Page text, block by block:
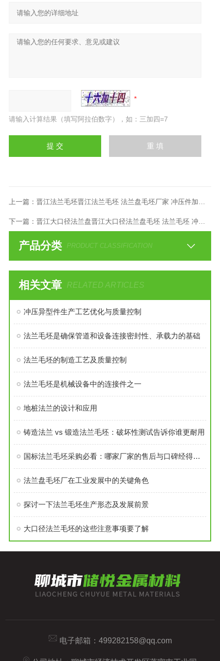
请输入计算结果（填写阿拉伯数字），如：三加四=7
上一篇： 晋江法兰毛坯晋江法兰毛坯 法兰盘毛坯厂家 冲压件加工厂
下一篇： 晋江大口径法兰盘晋江大口径法兰盘毛坯 法兰毛坯 冲压件加工
产品分类 PRODUCT CLASSIFICATION
相关文章 RELATED ARTICLES
冲压异型件生产工艺优化与质量控制
法兰毛坯是确保管道和设备连接密封性、承载力的基础
法兰毛坯的制造工艺及质量控制
法兰毛坯是机械设备中的连接件之一
地桩法兰的设计和应用
铸造法兰 vs 锻造法兰毛坯：破坏性测试告诉你谁更耐用
国标法兰毛坯采购必看：哪家厂家的售后与口碑经得起考验？
法兰盘毛坯厂在工业发展中的关键角色
探讨一下法兰毛坯生产形态及发展前景
大口径法兰毛坯的这些注意事项要了解
电子邮箱： 499282158@qq.com